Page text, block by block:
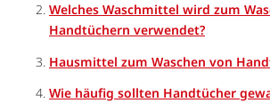
Welches Waschmittel wird zum
Handtüchern verwendet?
Hausmittel zum Waschen von
Wie häufig sollten Handtücher